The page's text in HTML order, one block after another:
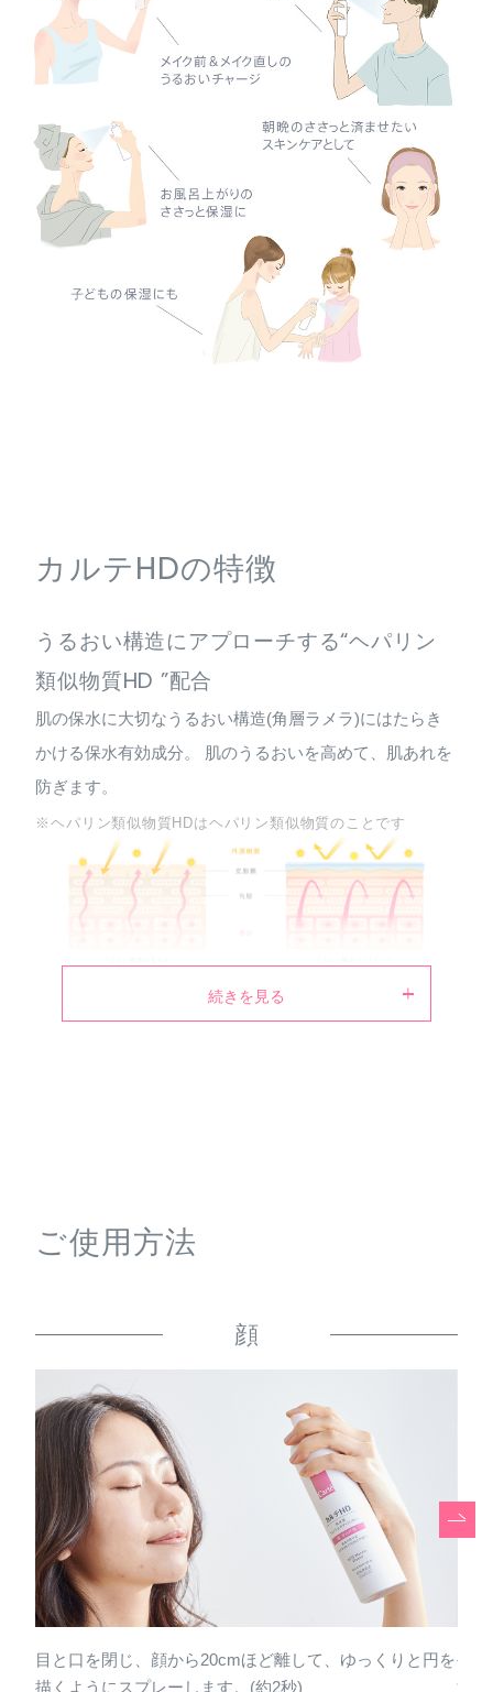
カルテHDの特徴
うるおい構造にアプローチする“ヘパリン
類似物質HD ”配合
肌の保水に大切なうるおい構造(角層ラメラ)にはたらき
かける保水有効成分。 肌のうるおいを高めて、肌あれを
防ぎます。
※ヘパリン類似物質HDはヘパリン類似物質のことです
肌あれしやすい乾燥肌に、全方位からアプ
※セラミド類似ポリマーはグリセリル-N-(2-メタクリロイルオ
シプロリンです。
まろやかなタッチでやさしくなじみ、あれ
がちな肌もしっとりなめらかに
エモリエントオイルを高配合することで実現できた、ま
ろやかでやさしい使い心地。 うるおいに満ちたしっとり
なめらかな肌にみちびきます。 過酷な乾燥環境下でも長
時間うるおいが持続し、 生き生きとした健やかな肌へと
育みます。
使うたびに肌のうるおいが高まるこだわり
続きを見る
ご使用方法
顔
目と口を閉じ、顔から20cmほど離して、ゆっくりと円を
描くようにスプレーします。(約2秒)
手
す。